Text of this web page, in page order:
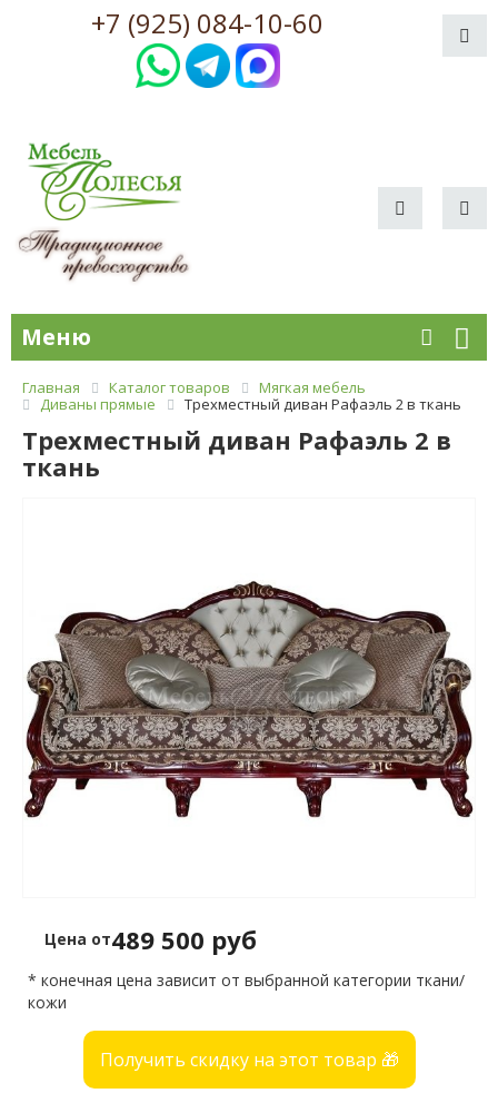
+7 (925) 084-10-60
Меню
Главная Каталог товаров
Мягкая мебель
Диваны прямые
Трехместный диван Рафаэль 2 в ткань
Трехместный диван Рафаэль 2 в
ткань
Цена от489 500 руб
* конечная цена зависит от выбранной категории ткани/
кожи
Получить скидку на этот товар 🎁